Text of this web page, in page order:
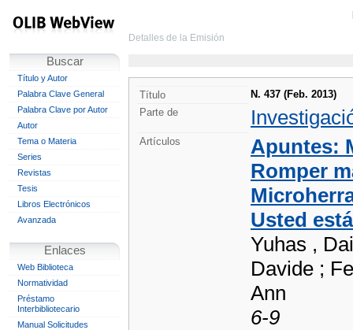
Buscar
Título y Autor
Palabra Clave General
Palabra Clave por Autor
Autor
Tema o Materia
Series
Revistas
Tesis
Libros Electrónicos
Avanzada
Enlaces
Web Biblioteca
Normatividad
Préstamo
Interbibliotecario
Manual Solicitudes
Detalles de la Emisión
Título
N. 437 (Feb. 2013)
Parte de
Artículos
Apuntes:
Romper
Usted
Yuhas ,
Davide ;
Ann
6-9